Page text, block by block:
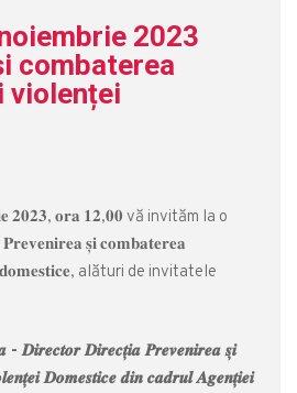
2023
combaterea
violenței
𝟐𝟎𝟐𝟑, 𝐨𝐫𝐚 𝟏𝟐,𝟎𝟎 vă invităm la o
𝐬̦𝐢 𝐜𝐨𝐦𝐛𝐚𝐭𝐞𝐫𝐞𝐚
𝐝𝐨𝐦𝐞𝐬𝐭𝐢𝐜𝐞, alături de invitatele
- 𝑫𝒊𝒓𝒆𝒄𝒕𝒐𝒓 𝑫𝒊𝒓𝒆𝒄𝒕̦𝒊𝒂 𝑷𝒓𝒆𝒗𝒆𝒏𝒊𝒓𝒆𝒂 𝒔̦𝒊
𝑫𝒐𝒎𝒆𝒔𝒕𝒊𝒄𝒆 𝒅𝒊𝒏 𝒄𝒂𝒅𝒓𝒖𝒍 𝑨𝒈𝒆𝒏𝒕̦𝒊𝒆𝒊